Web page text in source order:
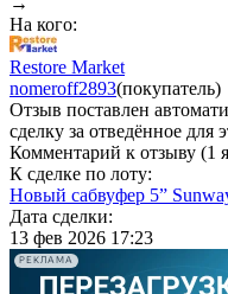
На кого:
Restore Market
nomeroff2893(покупатель)
Отзыв поставлен
сделку за отведённое для
Комментарий к отзыву (1
К сделке по лоту:
Новый сабвуфер 5”
Дата сделки:
13 фев 2026 17:23
РЕКЛАМА